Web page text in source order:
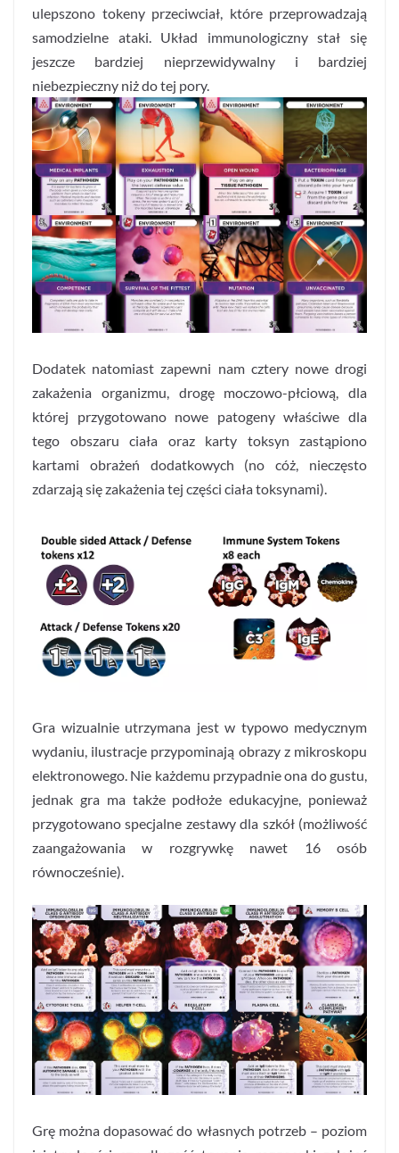
ulepszono tokeny przeciwciał, które przeprowadzają
samodzielne ataki. Układ immunologiczny stał się
jeszcze bardziej nieprzewidywalny i bardziej
niebezpieczny niż do tej pory.
Dodatek natomiast zapewni nam cztery nowe drogi
zakażenia organizmu, drogę moczowo-płciową, dla
której przygotowano nowe patogeny właściwe dla
tego obszaru ciała oraz karty toksyn zastąpiono
kartami obrażeń dodatkowych (no cóż, nieczęsto
zdarzają się zakażenia tej części ciała toksynami).
Gra wizualnie utrzymana jest w typowo medycznym
wydaniu, ilustracje przypominają obrazy z mikroskopu
elektronowego. Nie każdemu przypadnie ona do gustu,
jednak gra ma także podłoże edukacyjne, ponieważ
przygotowano specjalne zestawy dla szkół (możliwość
zaangażowania w rozgrywkę nawet 16 osób
równocześnie).
Grę można dopasować do własnych potrzeb – poziom